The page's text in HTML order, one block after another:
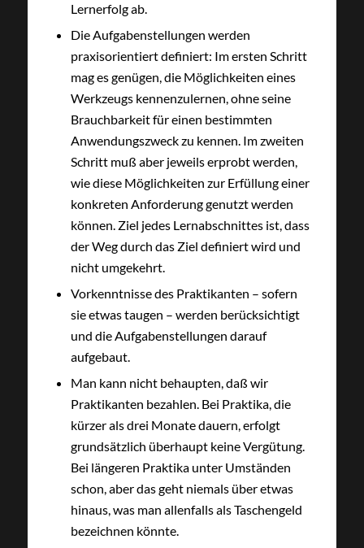
Lernerfolg ab.
Die Aufgabenstellungen werden
praxisorientiert definiert: Im ersten Schritt
mag es genügen, die Möglichkeiten eines
Werkzeugs kennenzulernen, ohne seine
Brauchbarkeit für einen bestimmten
Anwendungszweck zu kennen. Im zweiten
Schritt muß aber jeweils erprobt werden,
wie diese Möglichkeiten zur Erfüllung einer
konkreten Anforderung genutzt werden
können. Ziel jedes Lernabschnittes ist, dass
der Weg durch das Ziel definiert wird und
nicht umgekehrt.
Vorkenntnisse des Praktikanten – sofern
sie etwas taugen – werden berücksichtigt
und die Aufgabenstellungen darauf
aufgebaut.
Man kann nicht behaupten, daß wir
Praktikanten bezahlen. Bei Praktika, die
kürzer als drei Monate dauern, erfolgt
grundsätzlich überhaupt keine Vergütung.
Bei längeren Praktika unter Umständen
schon, aber das geht niemals über etwas
hinaus, was man allenfalls als Taschengeld
bezeichnen könnte.